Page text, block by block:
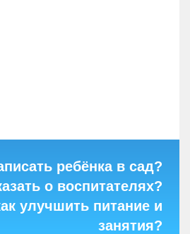
ребёнка в сад?
о воспитателях?
улучшить питание и
занятия?